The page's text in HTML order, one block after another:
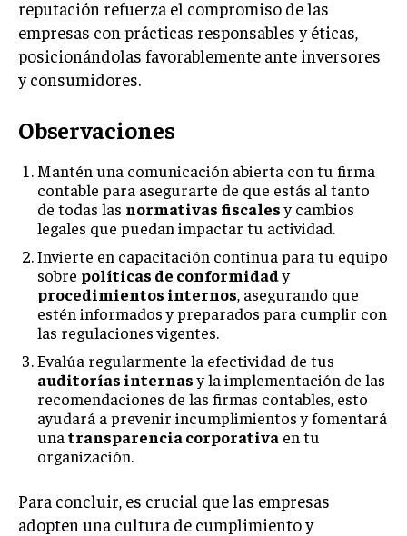
reputación refuerza el compromiso de las
empresas con prácticas responsables y éticas,
posicionándolas favorablemente ante inversores
y consumidores.
Observaciones
Mantén una comunicación abierta con tu firma
contable para asegurarte de que estás al tanto
de todas las normativas fiscalesy cambios
legales que puedan impactar tu actividad.
Invierte en capacitación continua para tu equipo
sobre políticas de conformidady
procedimientos internos, asegurando que
estén informados y preparados para cumplir con
las regulaciones vigentes.
Evalúa regularmente la efectividad de tus
auditorías internasy la implementación de las
recomendaciones de las firmas contables, esto
ayudará a prevenir incumplimientos y fomentará
una transparencia corporativa en tu
organización.
Para concluir, es crucial que las empresas
adopten una cultura de cumplimiento y